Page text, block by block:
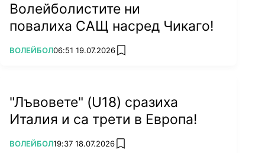
Волейболистите ни
повалиха САЩ насред Чикаго!
ПОВЕЧЕ ОТ
ВОЛЕЙБОЛ06:51 19.07.2026 add favorites
"Лъвовете" (U18) сразиха
Италия и са трети в Европа!
ПОВЕЧЕ ОТ
ВОЛЕЙБОЛ19:37 18.07.2026 add favorites